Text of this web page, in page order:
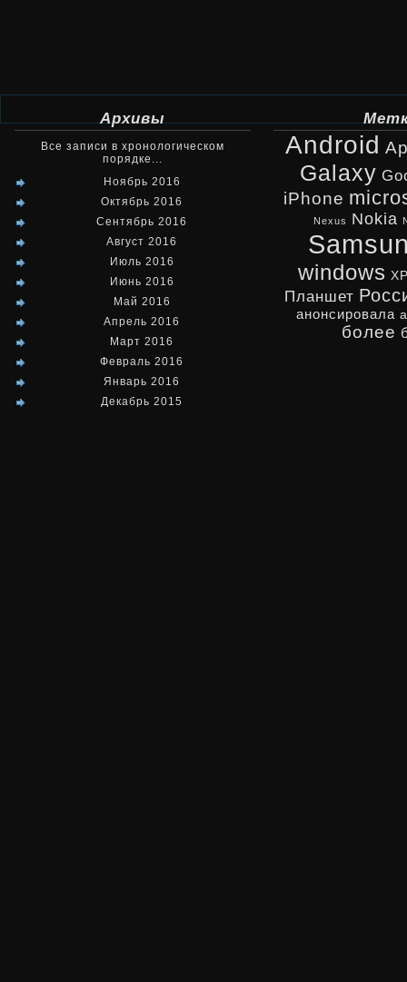
Архивы
Все записи в хронологическом
порядке...
Ноябрь 2016
Октябрь 2016
Сентябрь 2016
Август 2016
Июль 2016
Июнь 2016
Май 2016
Апрель 2016
Март 2016
Февраль 2016
Январь 2016
Декабрь 2015
Android
Galaxy
iPhone
Nexus Nokia
windows
Планшет
анонсировала
более